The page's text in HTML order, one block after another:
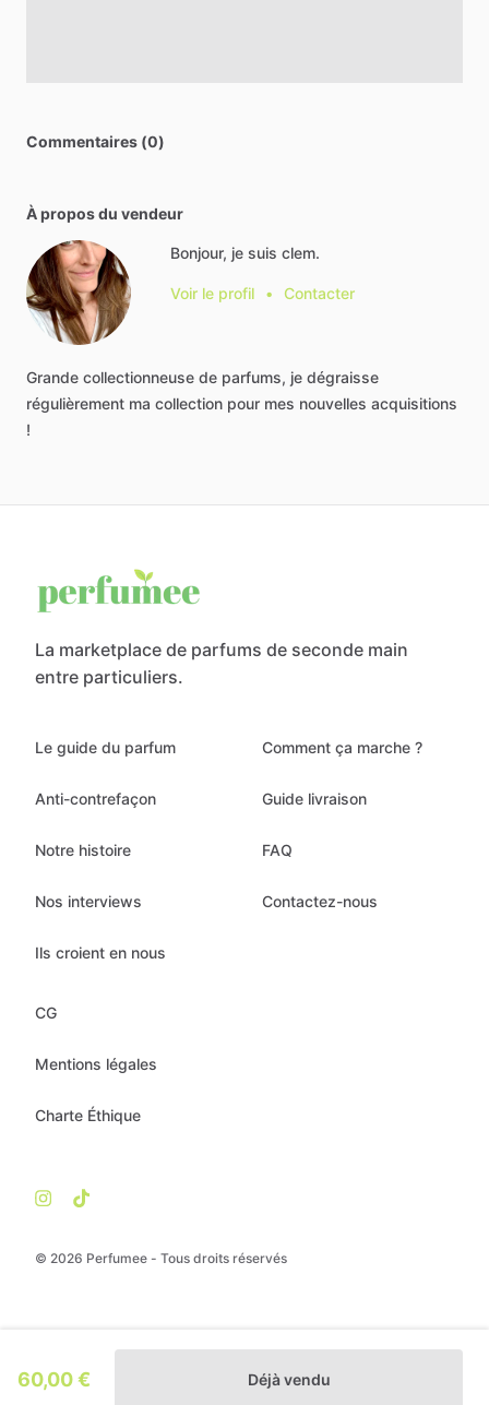
Commentaires (0)
À propos du vendeur
Bonjour, je suis clem.
Voir le profil • Contacter
Grande collectionneuse de parfums, je dégraisse
régulièrement ma collection pour mes nouvelles acquisitions
!
60,00 € Déjà vendu
La marketplace de parfums de seconde main
entre particuliers.
© 2026 Perfumee - Tous droits réservés
Le guide du parfum
Anti-contrefaçon
Notre histoire
Nos interviews
Ils croient en nous
Comment ça marche ?
Guide livraison
FAQ
Contactez-nous
CG
Mentions légales
Charte Éthique